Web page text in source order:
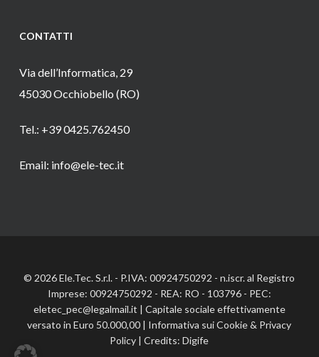
CONTATTI
Via dell’Informatica, 29
45030 Occhiobello (RO)
Tel.: +39 0425.762450
Email: info@ele-tec.it
© 2026 Ele.Tec. S.r.l. - P.IVA: 00924750292 - n.iscr. al Registro
Imprese: 00924750292 - REA: RO - 103796 - PEC:
eletec_pec@legalmail.it | Capitale sociale effettivamente
versato in Euro 50.000,00 | Informativa sui Cookie& Privacy
Policy | Credits:Digife